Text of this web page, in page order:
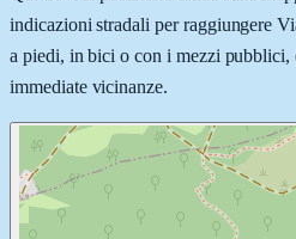
indicazioni stradali per raggiungere
a piedi, in bici o con i mezzi pubblici,
immediate vicinanze.